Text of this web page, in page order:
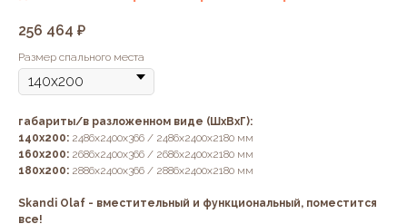
256 464 ₽
Размер спального места
габариты/в разложенном виде (ШхВхГ):
140х200: 2486х2400х366 / 2486х2400х2180 мм
160х200: 2686х2400х366 / 2686х2400х2180 мм
180х200: 2886х2400х366 / 2886х2400х2180 мм
Skandi Olaf - вместительный и функциональный, поместится
все!